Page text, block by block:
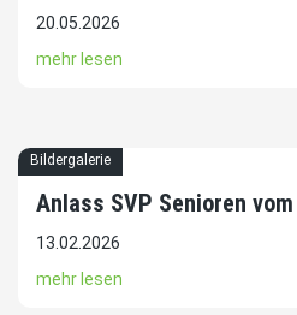
20.05.2026
mehr lesen
Bildergalerie
Anlass SVP Senioren
13.02.2026
mehr lesen